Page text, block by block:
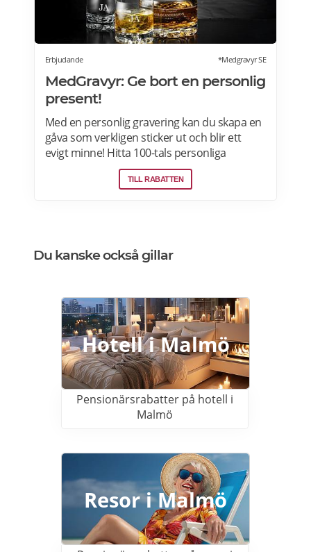
Erbjudande *Medgravyr SE
MedGravyr: Ge bort en personlig
present!
Med en personlig gravering kan du skapa en
gåva som verkligen sticker ut och blir ett
evigt minne! Hitta 100-tals personliga
presenter för alla tillfällen. Fri frakt över 800
kr | Behöver du din beställning snabbt? Välj
TILL RABATTEN
Du kanske också gillar
Hotell i Malmö
Pensionärsrabatter på hotell i
Malmö
Resor i Malmö